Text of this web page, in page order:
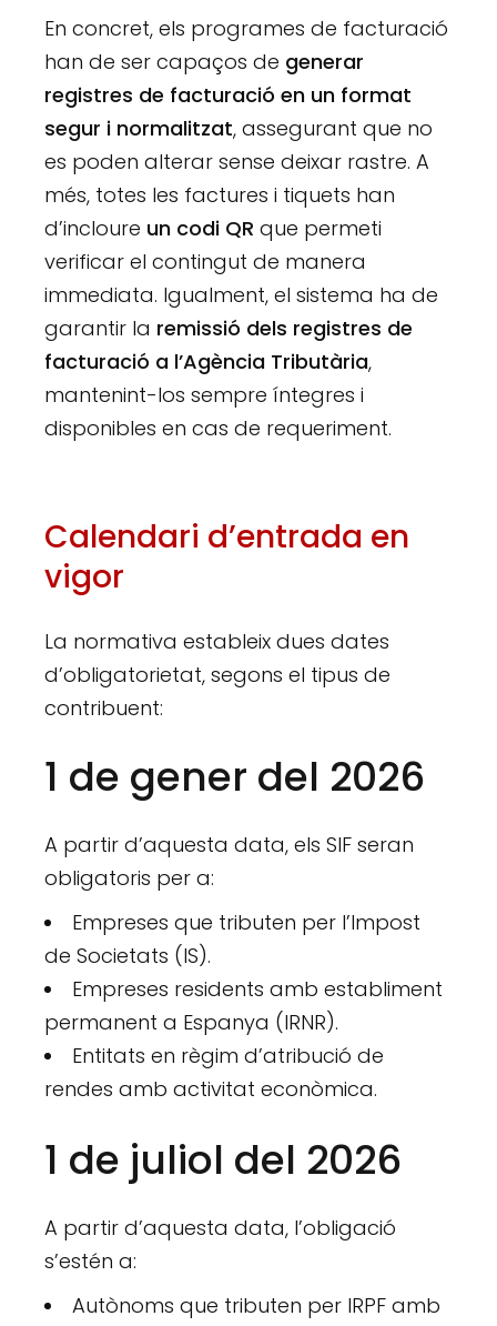
En concret, els programes de facturació
han de ser capaços de generar
registres de facturació en un format
segur i normalitzat, assegurant que no
es poden alterar sense deixar rastre. A
més, totes les factures i tiquets han
d’incloure un codi QR que permeti
verificar el contingut de manera
immediata. Igualment, el sistema ha de
garantir la remissió dels registres de
facturació a l’Agència Tributària,
mantenint-los sempre íntegres i
disponibles en cas de requeriment.
Calendari d’entrada en
vigor
La normativa estableix dues dates
d’obligatorietat, segons el tipus de
contribuent:
1 de gener del 2026
A partir d’aquesta data, els SIF seran
obligatoris per a:
Empreses que tributen per l’Impost
de Societats (IS).
Empreses residents amb establiment
permanent a Espanya (IRNR).
Entitats en règim d’atribució de
rendes amb activitat econòmica.
1 de juliol del 2026
A partir d’aquesta data, l’obligació
s’estén a:
Autònoms que tributen per IRPF amb